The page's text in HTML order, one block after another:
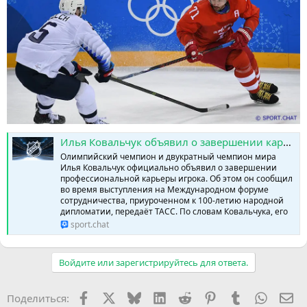
Илья Ковальчук объявил о завершении карьеры хоккеиста » SPORTCHAT - Новости спорта | Футбол | Онлайн трансляции | Чат | Результаты матчей | Спорт | Прогнозы на спорт
Олимпийский чемпион и двукратный чемпион мира
Илья Ковальчук официально объявил о завершении
профессиональной карьеры игрока. Об этом он сообщил
во время выступления на Международном форуме
сотрудничества, приуроченном к 100-летию народной
дипломатии, передаёт ТАСС. По словам Ковальчука, его
sport.chat
Войдите или зарегистрируйтесь для ответа.
Поделиться: FacebookX (Twitter)
BlueskyLinkedIn
Reddit PinterestTumblr